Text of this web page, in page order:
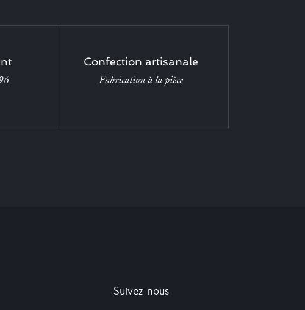
Confection artisanale
Fabrication à la pièce
Suivez-nous